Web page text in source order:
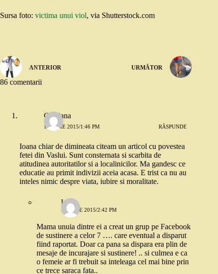
Sursa foto: victima unui viol, via Shutterstock.com
ANTERIOR URMĂTOR
86 comentarii
Cristiana
16 IULIE 2015/1:46 PM RĂSPUNDE
Ioana chiar de dimineata citeam un articol cu povestea
fetei din Vaslui. Sunt consternata si scarbita de
atitudinea autoritatilor si a localinicilor. Ma gandesc ce
educatie au primit indivizii aceia acasa. E trist ca nu au
inteles nimic despre viata, iubire si moralitate.
Irina
16 IULIE 2015/2:42 PM
Mama unuia dintre ei a creat un grup pe Facebook
de sustinere a celor 7 …. care eventual a disparut
fiind raportat. Doar ca pana sa dispara era plin de
mesaje de incurajare si sustinere! .. si culmea e ca
o femeie ar fi trebuit sa inteleaga cel mai bine prin
ce trece saraca fata..